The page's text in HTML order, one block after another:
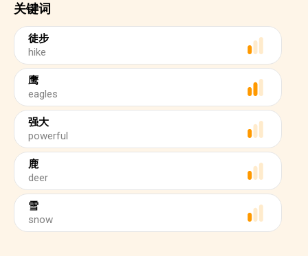
关键词
徒步
hike
鹰
eagles
强大
powerful
鹿
deer
雪
snow